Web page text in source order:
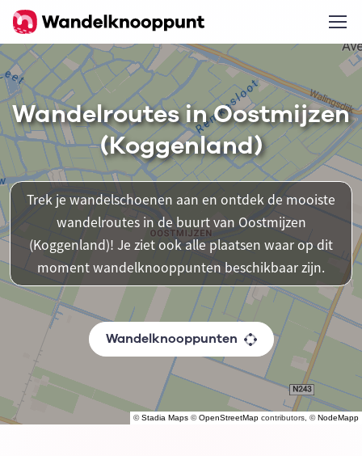
©Stadia Maps ©OpenStreetMap contributors, ©NodeMapp
Wandelroutes in Oostmijzen
(Koggenland)
Trek je wandelschoenen aan en ontdek de mooiste
wandelroutes in de buurt van Oostmijzen
(Koggenland)! Je ziet ook alle plaatsen waar op dit
moment wandelknooppunten beschikbaar zijn.
Wandelknooppunten